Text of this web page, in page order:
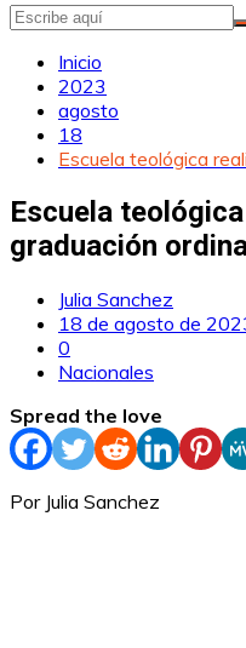
Inicio
2023
agosto
18
Escuela teológica
Escuela
graduación
Julia Sanchez
18 de agosto de
0
Nacionales
Spread the love
Por Julia Sanchez